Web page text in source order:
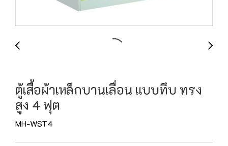
ตู้เสื้อผ้าเหล็กบานเลื่อน แบบทึบ ทรง
สูง 4 ฟุต
MH-WST4